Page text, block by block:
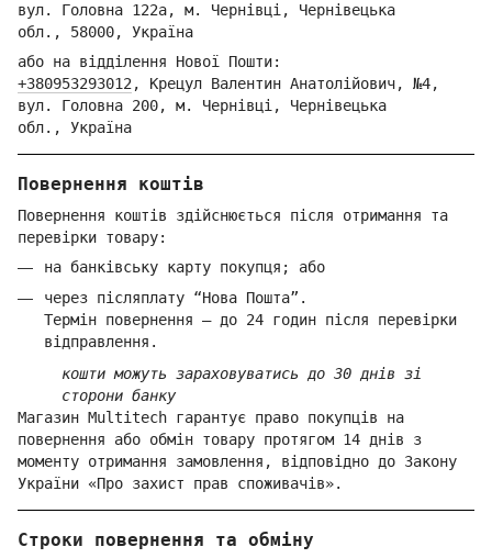
вул. Головна 122а, м. Чернівці, Чернівецька
обл., 58000, Україна
або на відділення Нової Пошти:
+380953293012 , Крецул Валентин Анатолійович, №4,
вул. Головна 200, м. Чернівці, Чернівецька
обл., Україна
Повернення коштів
Повернення коштів здійснюється після отримання та
перевірки товару:
на банківську карту покупця; або
через післяплату “Нова Пошта”.
Термін повернення — до 24 годин після перевірки
відправлення.
кошти можуть зараховуватись до 30 днів зі
сторони банку
Магазин Multitech гарантує право покупців на
повернення або обмін товару протягом 14 днів з
моменту отримання замовлення, відповідно до Закону
України «Про захист прав споживачів».
Строки повернення та обміну